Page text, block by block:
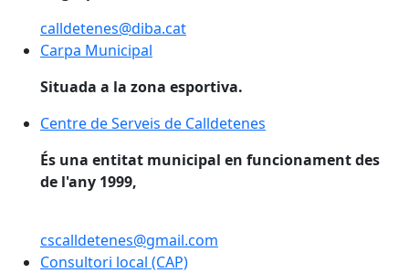
calldetenes@diba.cat
Carpa Municipal
Situada a la zona esportiva.
Centre de Serveis de Calldetenes
Centre de Serveis de Calldetenes
És una entitat municipal en funcionament des
de l'any 1999,
cscalldetenes@gmail.com
Consultori local (CAP)
Consultori local (CAP)